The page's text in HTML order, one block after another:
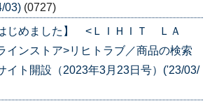
03) (0727)
じめました】 <ＬＩＨＩＴ ＬＡ
インストア>リヒトラブ／商品の検索
イト開設（2023年3月23日号）('23/03/